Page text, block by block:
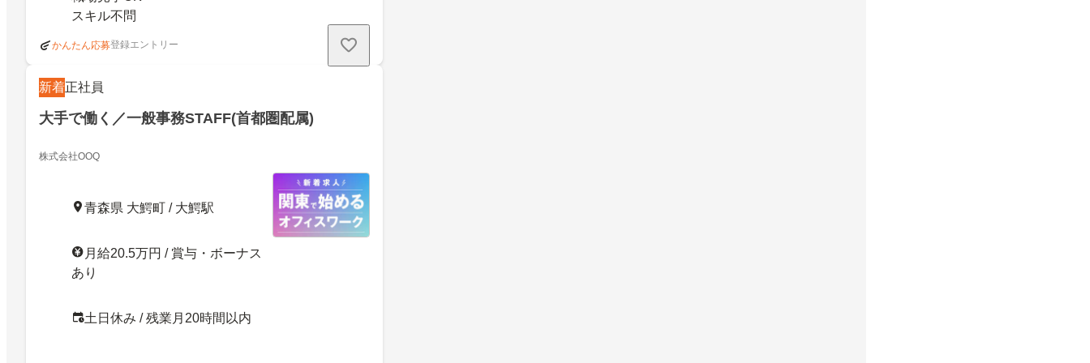
スキル不問
かんたん応募登録エントリー
新着正社員
大手で働く／一般事務STAFF(首都圏配属)
株式会社OOQ
青森県 大鰐町 / 大鰐駅
月給20.5万円 / 賞与・ボーナス
あり
土日休み / 残業月20時間以内